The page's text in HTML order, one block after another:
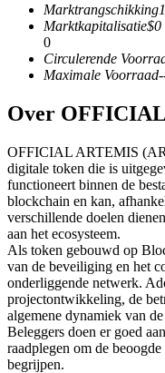
USDC-futures
Futures met USDC
Kopiëren Handel
Marktrangschikking
Marktkapitalisatie$0
0
Circulerende
Maximale Voorraad
Over
OFFICIAL ARTEMIS
digitale token die is
functioneert binnen de
blockchain en kan,
verschillende doelen
aan het ecosysteem.
Als token gebouwd op
van de beveiliging en het
onderliggende netwerk.
projectontwikkeling, de
algemene dynamiek van
Beleggers doen er goed
raadplegen om de
begrijpen.